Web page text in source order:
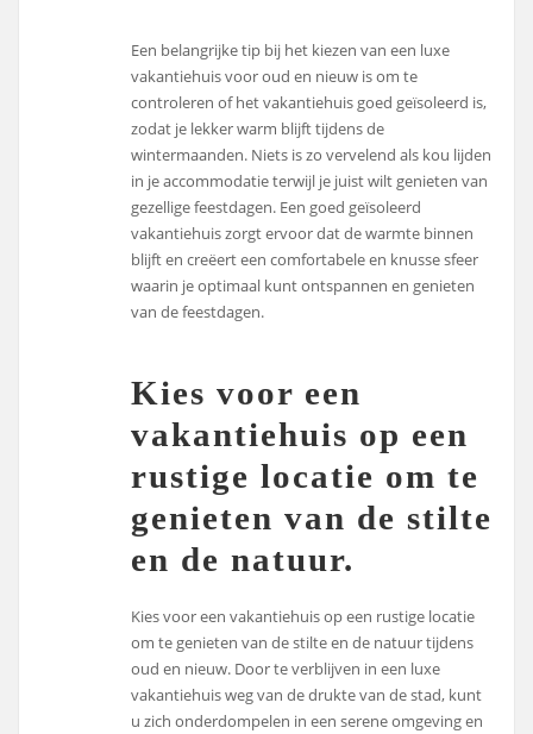
Een belangrijke tip bij het kiezen van een luxe
vakantiehuis voor oud en nieuw is om te
controleren of het vakantiehuis goed geïsoleerd is,
zodat je lekker warm blijft tijdens de
wintermaanden. Niets is zo vervelend als kou lijden
in je accommodatie terwijl je juist wilt genieten van
gezellige feestdagen. Een goed geïsoleerd
vakantiehuis zorgt ervoor dat de warmte binnen
blijft en creëert een comfortabele en knusse sfeer
waarin je optimaal kunt ontspannen en genieten
van de feestdagen.
Kies voor een
vakantiehuis op een
rustige locatie om te
genieten van de stilte
en de natuur.
Kies voor een vakantiehuis op een rustige locatie
om te genieten van de stilte en de natuur tijdens
oud en nieuw. Door te verblijven in een luxe
vakantiehuis weg van de drukte van de stad, kunt
u zich onderdompelen in een serene omgeving en